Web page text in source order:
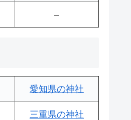
–
愛知県の神社
三重県の神社